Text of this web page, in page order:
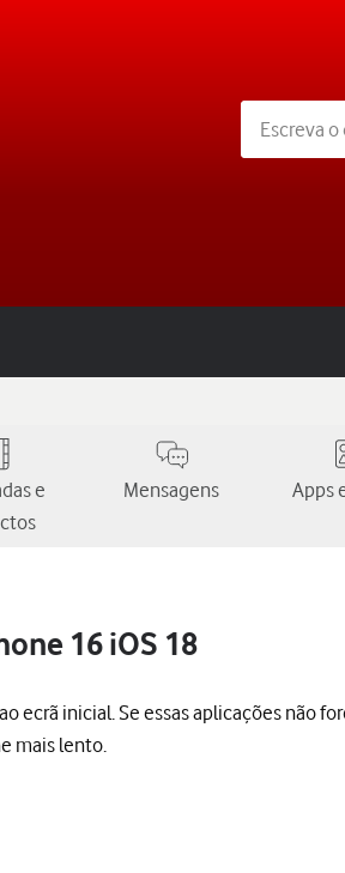
e
Mensagens Apps
16 iOS 18
inicial. Se essas aplicações não
mais lento.